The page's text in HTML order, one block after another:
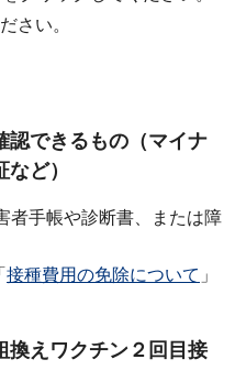
さい。
認できるもの（マイナ
ど）
者手帳や診断書、または障
接種費用の免除について 」
換えワクチン２回目接